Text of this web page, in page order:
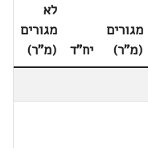
מגורים
(מ"ר)
יח"ד
לא
מגורים
(מ"ר)